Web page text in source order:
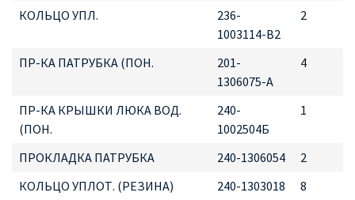
КОЛЬЦО УПЛ.
236-
1003114-В2
2
ПР-КА ПАТРУБКА (ПОН.
201-
1306075-А
4
ПР-КА КРЫШКИ ЛЮКА ВОД.
(ПОН.
240-
1002504Б
1
ПРОКЛАДКА ПАТРУБКА 240-1306054
2
КОЛЬЦО УПЛОТ. (РЕЗИНА)
240-1303018
8